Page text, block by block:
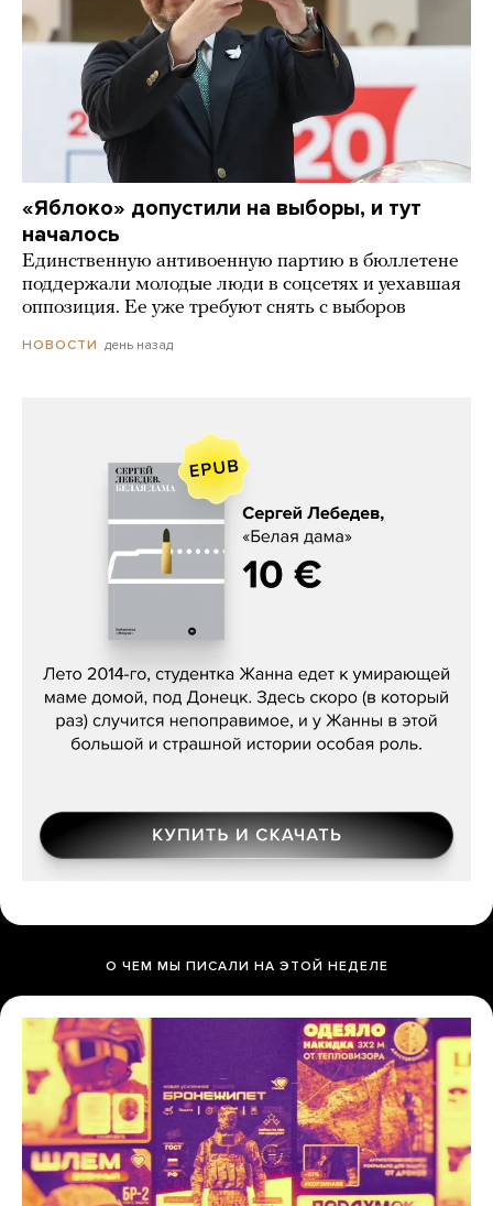
«Яблоко» допустили на выборы, и тут
началось
Единственную антивоенную партию в бюллетене
поддержали молодые люди в соцсетях и уехавшая
оппозиция. Ее уже требуют снять с выборов
НОВОСТИ день назад
Сергей Лебедев, «Белая дама»
О ЧЕМ МЫ ПИСАЛИ НА ЭТОЙ НЕДЕЛЕ